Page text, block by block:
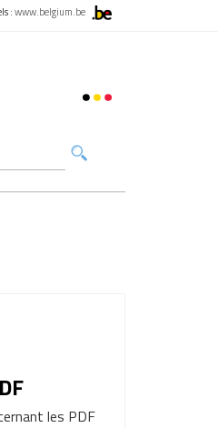
:www.belgium.be
les PDF